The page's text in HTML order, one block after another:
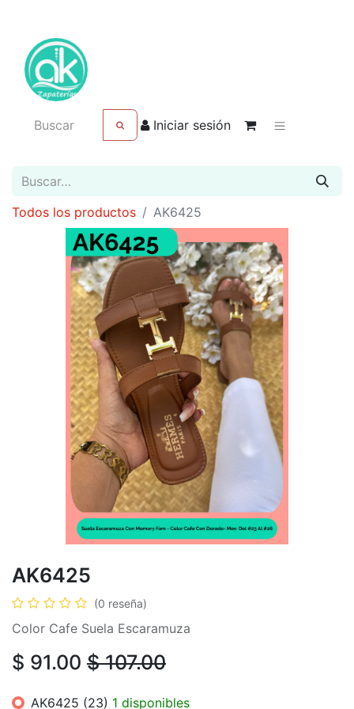
Iniciar sesión
Todos los productos AK6425
AK6425
(0 reseña)
Color Cafe Suela Escaramuza
$ 91.00 $107.00
AK6425 (23) 1 disponibles